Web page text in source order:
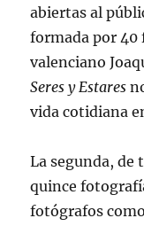
abiertas al
formada por
valenciano
Seres y Estares
vida cotidiana
La segunda,
quince
fotógrafos